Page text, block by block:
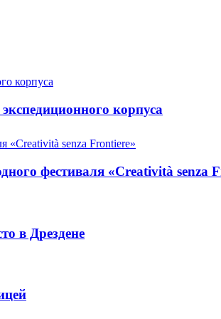
корпуса
фестиваля «Creatività senza
в Дрездене